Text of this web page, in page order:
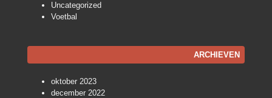
Uncategorized
Voetbal
ARCHIEVEN
oktober 2023
december 2022